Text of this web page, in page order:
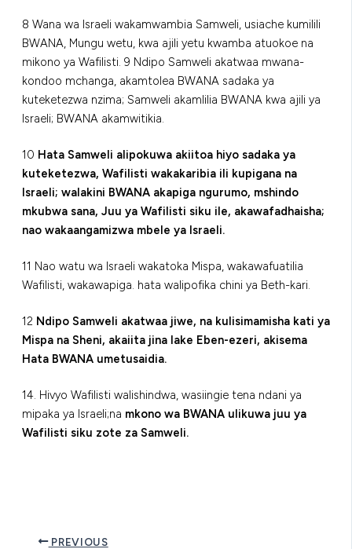
8 Wana wa Israeli wakamwambia Samweli, usiache kumilili
BWANA, Mungu wetu, kwa ajili yetu kwamba atuokoe na
mikono ya Wafilisti. 9 Ndipo Samweli akatwaa mwana-
kondoo mchanga, akamtolea BWANA sadaka ya
kuteketezwa nzima; Samweli akamlilia BWANA kwa ajili ya
Israeli; BWANA akamwitikia.
10 Hata Samweli alipokuwa akiitoa hiyo sadaka ya
kuteketezwa, Wafilisti wakakaribia ili kupigana na
Israeli; walakini BWANA akapiga ngurumo, mshindo
mkubwa sana, Juu ya Wafilisti siku ile, akawafadhaisha;
nao wakaangamizwa mbele ya Israeli.
11 Nao watu wa Israeli wakatoka Mispa, wakawafuatilia
Wafilisti, wakawapiga. hata walipofika chini ya Beth-kari.
12 Ndipo Samweli akatwaa jiwe, na kulisimamisha kati ya
Mispa na Sheni, akaiita jina lake Eben-ezeri, akisema
Hata BWANA umetusaidia.
14. Hivyo Wafilisti walishindwa, wasiingie tena ndani ya
mipaka ya Israeli;na mkono wa BWANA ulikuwa juu ya
Wafilisti siku zote za Samweli.
PREVIOUS